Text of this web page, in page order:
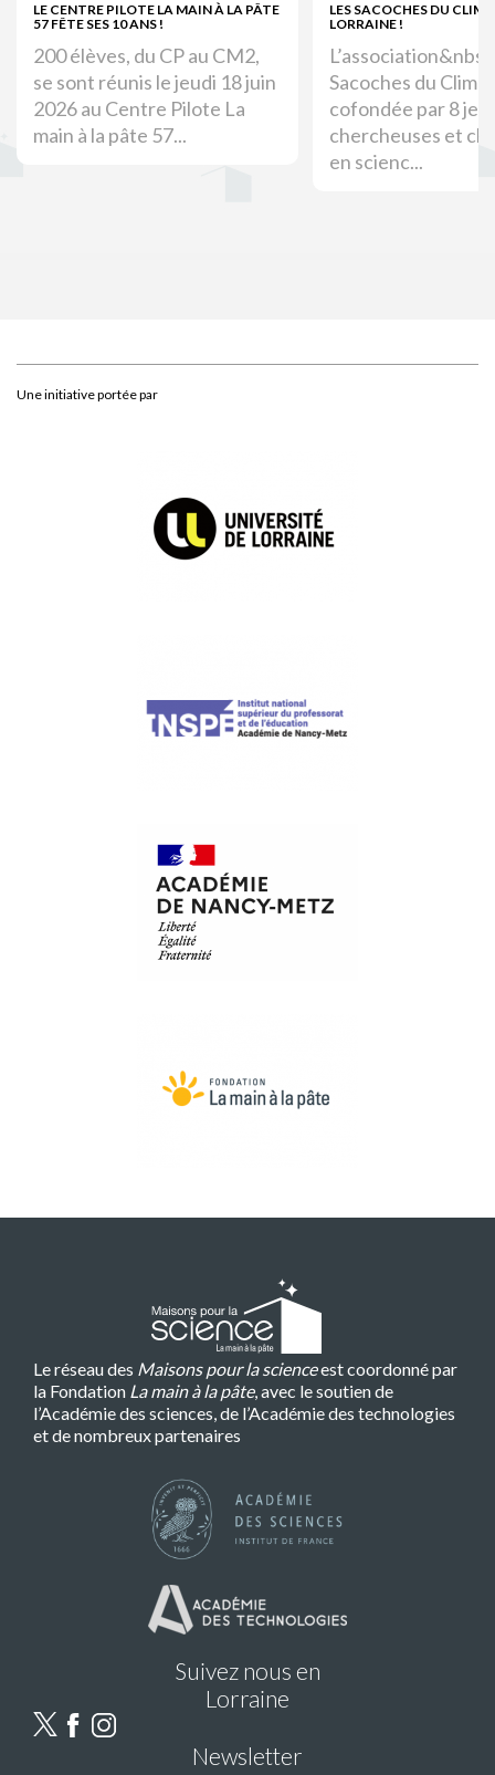
LE CENTRE PILOTE LA MAIN À LA PÂTE
57 FÊTE SES 10 ANS !
200 élèves, du CP au CM2,
se sont réunis le jeudi 18 juin
2026 au Centre Pilote La
main à la pâte 57...
LES SACOCHES DU
LORRAINE !
Sacoches du
cofondée par 8
chercheuses et
en scienc...
Une initiative portée par
Le réseau des Maisons pour la scienceest coordonné par
la Fondation La main à la pâte, avec le soutien de
l’Académie des sciences, de l’Académie des technologies
et de nombreux partenaires
Suivez nous en
Lorraine
Newsletter